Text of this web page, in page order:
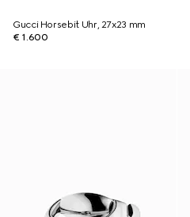
Gucci Horsebit Uhr, 27x23 mm
€ 1.600